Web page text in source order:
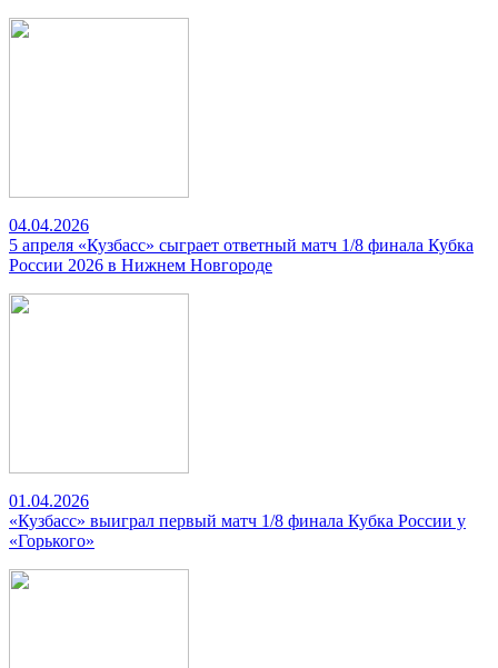
04.04.2026
5 апреля «Кузбасс» сыграет ответный матч 1/8 финала Кубка
России 2026 в Нижнем Новгороде
01.04.2026
«Кузбасс» выиграл первый матч 1/8 финала Кубка России у
«Горького»